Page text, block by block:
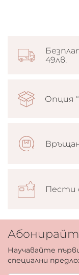
49лв.
Опция
Пести
Научавайте
специални